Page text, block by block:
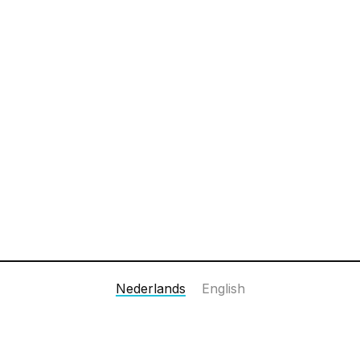
Nederlands English